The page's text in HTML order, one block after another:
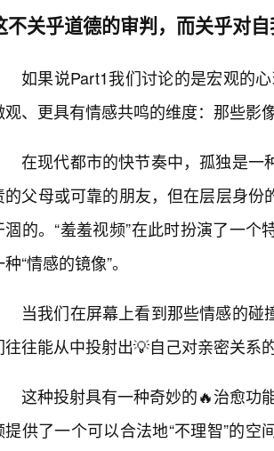
不关乎道德的审判，而关乎对
如果说Part1我们讨论的是宏观的
观、更具有情感共鸣的维度：那些影
在现代都市的快节奏中，孤独是一
的父母或可靠的朋友，但在层层身
涸的。“羞羞视频”在此时扮演了一
“情感的镜像”。
当我们在屏幕上看到那些情感的
往往能从中投射出💡自己对亲密关系
这种投射具有一种奇妙的🔥治愈功
提供了一个可以合法地“不理智”的